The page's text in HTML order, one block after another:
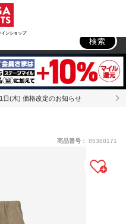
インショップ
検索
日(木) 価格改定のお知らせ
商品番号： 85388171